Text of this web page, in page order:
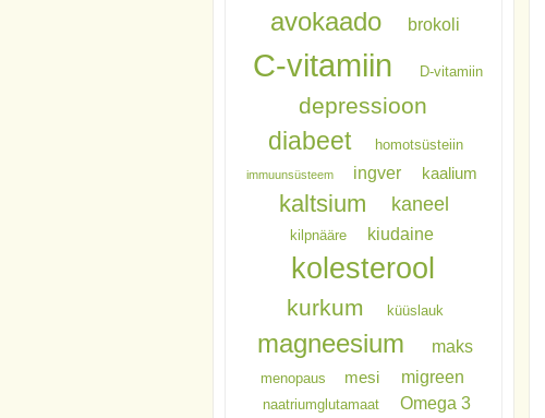
avokaado brokoli
C-vitamiin D-vitamiin
depressioon
diabeet homotsüsteiin
immuunsüsteem ingver kaalium
kaltsium kaneel
kilpnääre kiudaine
kolesterool
kurkum küüslauk
magneesium maks
menopaus mesi migreen
naatriumglutamaat
Omega 3